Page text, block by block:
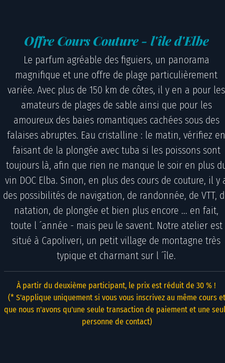
Offre Cours Couture - l'île d'Elbe
Le parfum agréable des figuiers, un panorama
magnifique et une offre de plage particulièrement
variée. Avec plus de 150 km de côtes, il y en a pour les
amateurs de plages de sable ainsi que pour les
amoureux des baies romantiques cachées sous des
falaises abruptes. Eau cristalline : le matin, vérifiez
faisant de la plongée avec tuba si les poissons sont
toujours là, afin que rien ne manque le soir en plus
vin DOC Elba. Sinon, en plus des cours de couture, il y
des possibilités de navigation, de randonnée, de VTT,
natation, de plongée et bien plus encore ... en fait,
toute l ´année - mais peu le savent. Notre atelier est
situé à Capoliveri, un petit village de montagne très
typique et charmant sur l ´île.
À partir du deuxième participant, le prix est réduit de 30 % !
(* S'applique uniquement si vous vous inscrivez au même cours
que nous n'avons qu'une seule transaction de paiement et une
personne de contact)